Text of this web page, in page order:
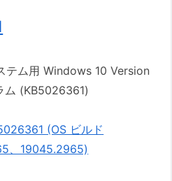
ム用 Windows 10 Version
ム (KB5026361)
(OS ビルド
、19045.2965)